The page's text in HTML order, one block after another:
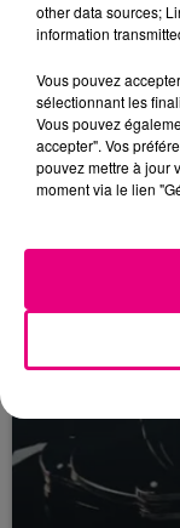
22 juillet 2026
Toulouse :
secteur
other data sources;
information
Vous pouvez
sélectionnant les
Vous pouvez
accepter". Vos
pouvez mettre à jour
moment via le lien